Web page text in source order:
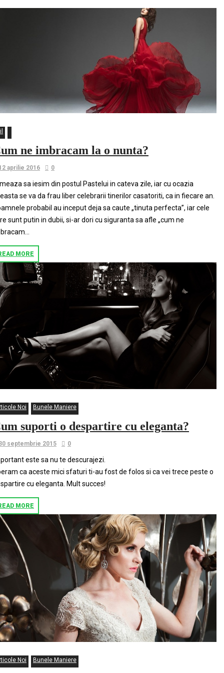
ne imbracam la o nunta?
aprilie 2016 0
sa iesim din postul Pastelui in cateva zile, iar cu ocazia
se va da frau liber celebrarii tinerilor casatoriti, ca in fiecare an.
probabil au inceput deja sa caute „tinuta perfecta”, iar cele
sunt putin in dubii, si-ar dori cu siguranta sa afle „cum ne
MORE
Noi Bunele Maniere
suporti o despartire cu eleganta?
septembrie 2015 0
este sa nu te descurajezi.
ca aceste mici sfaturi ti-au fost de folos si ca vei trece peste o
cu eleganta. Mult succes!
MORE
Noi Bunele Maniere